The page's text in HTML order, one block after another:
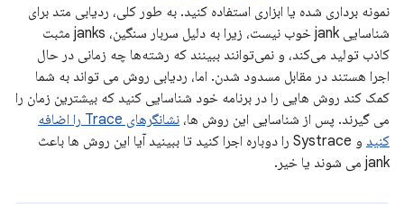
نمونه برداری شده یا ابزاری استفاده کنید. به طور کلی، ردیابی متد برای
شناسایی jank خوب نیست، زیرا به دلیل سربار سنگین، janks مثبت
کاذب تولید می‌کند، و نمی‌توانند ببینند که رشته‌ها چه زمانی در حال
اجرا هستند در مقابل مسدود شدن. اما، ردیابی روش می تواند به شما
کمک کند روش هایی را در برنامه خود شناسایی کنید که بیشترین زمان را
می گیرند. پس از شناسایی این روش ها،
نشانگرهای Trace را اضافه
کنید
و Systrace را دوباره اجرا کنید تا ببینید آیا این روش ها باعث
jank می شوند یا خیر.